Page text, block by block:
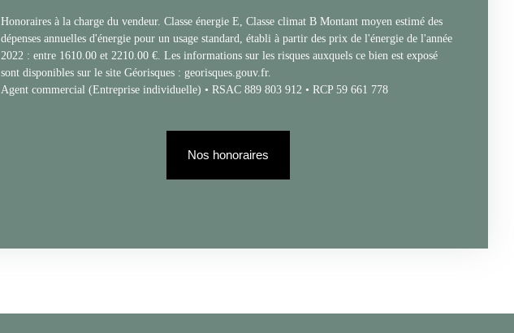
Honoraires à la charge du vendeur. Classe énergie E, Classe climat B Montant moyen estimé des
dépenses annuelles d'énergie pour un usage standard, établi à partir des prix de l'énergie de l'année
2022 : entre 1610.00 et 2210.00 €. Les informations sur les risques auxquels ce bien est exposé
sont disponibles sur le site Géorisques : georisques.gouv.fr.
Agent commercial (Entreprise individuelle) • RSAC 889 803 912 • RCP 59 661 778
Nos honoraires